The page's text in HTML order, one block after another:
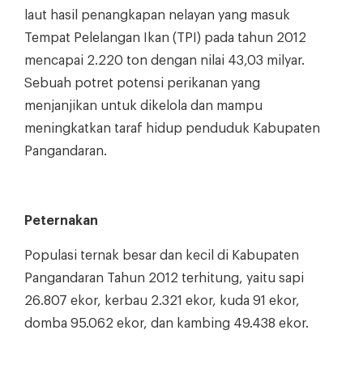
laut hasil penangkapan nelayan yang masuk
Tempat Pelelangan Ikan (TPI) pada tahun 2012
mencapai 2.220 ton dengan nilai 43,03 milyar.
Sebuah potret potensi perikanan yang
menjanjikan untuk dikelola dan mampu
meningkatkan taraf hidup penduduk Kabupaten
Pangandaran.
Peternakan
Populasi ternak besar dan kecil di Kabupaten
Pangandaran Tahun 2012 terhitung, yaitu sapi
26.807 ekor, kerbau 2.321 ekor, kuda 91 ekor,
domba 95.062 ekor, dan kambing 49.438 ekor.